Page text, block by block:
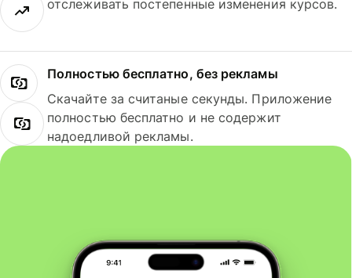
отслеживать постепенные изменения курсов.
Полностью бесплатно, без рекламы
Скачайте за считаные секунды. Приложение
полностью бесплатно и не содержит
надоедливой рекламы.